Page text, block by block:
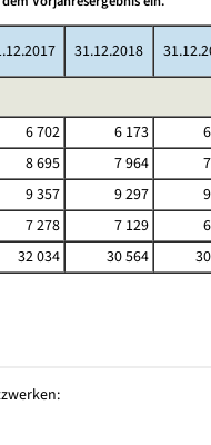
31.12.2018
6 702 6 173
8 695 7 964
9 357 9 297
7 278 7 129
32 034 30 564